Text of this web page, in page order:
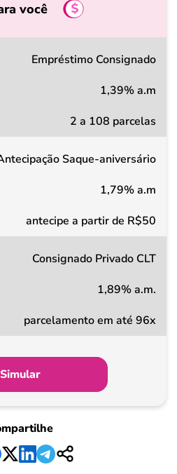
você
Empréstimo Consignado
1,39% a.m
2 a 108 parcelas
Saque-aniversário
1,79% a.m
antecipe a partir de R$50
Consignado Privado CLT
1,89% a.m.
parcelamento em até 96x
Simular